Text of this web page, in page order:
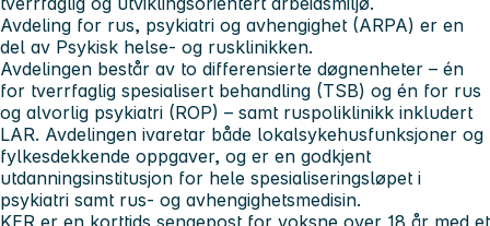
Avdeling for rus, psykiatri og avhengighet (ARPA) er en
del av Psykisk helse- og rusklinikken.
Avdelingen består av to differensierte døgnenheter – én
for tverrfaglig spesialisert behandling (TSB) og én for rus
og alvorlig psykiatri (ROP) – samt ruspoliklinikk inkludert
LAR. Avdelingen ivaretar både lokalsykehusfunksjoner og
fylkesdekkende oppgaver, og er en godkjent
utdanningsinstitusjon for hele spesialiseringsløpet i
psykiatri samt rus- og avhengighetsmedisin.